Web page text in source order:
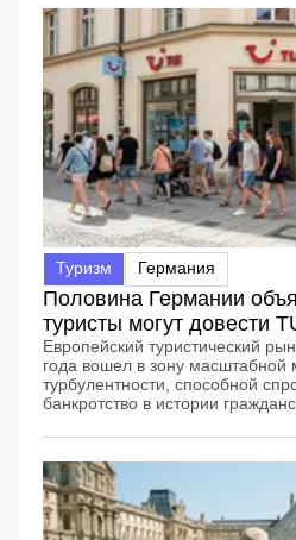
Туризм Германия
Половина Германии
туристы могут довести
Европейский туристический
года вошел в зону масштабной
турбулентности, способной
банкротство в истории